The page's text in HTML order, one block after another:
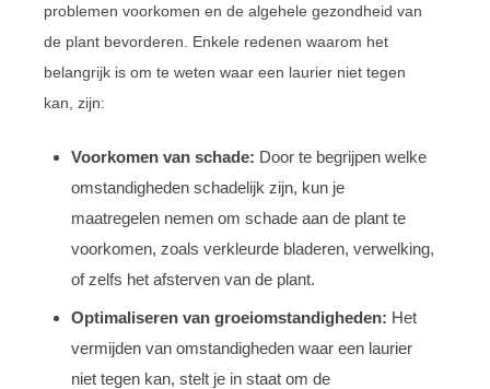
problemen voorkomen en de algehele gezondheid van
de plant bevorderen. Enkele redenen waarom het
belangrijk is om te weten waar een laurier niet tegen
kan, zijn:
Voorkomen van schade: Door te begrijpen welke
omstandigheden schadelijk zijn, kun je
maatregelen nemen om schade aan de plant te
voorkomen, zoals verkleurde bladeren, verwelking,
of zelfs het afsterven van de plant.
Optimaliseren van groeiomstandigheden: Het
vermijden van omstandigheden waar een laurier
niet tegen kan, stelt je in staat om de